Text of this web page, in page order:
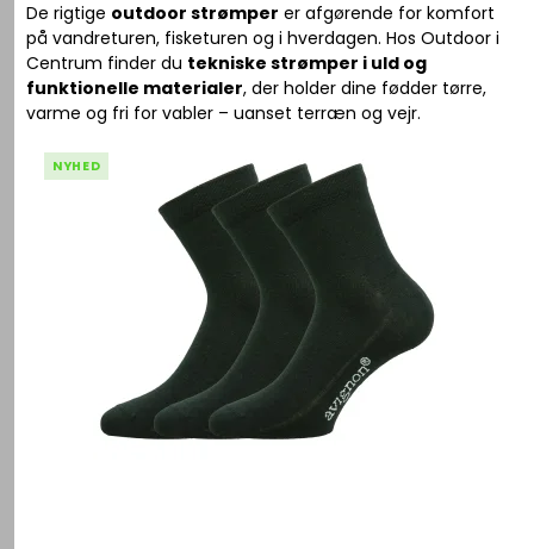
De rigtige outdoor strømper er afgørende for komfort
på vandreturen, fisketuren og i hverdagen. Hos Outdoor i
Centrum finder du tekniske strømper i uld og
funktionelle materialer, der holder dine fødder tørre,
varme og fri for vabler – uanset terræn og vejr.
NYHED